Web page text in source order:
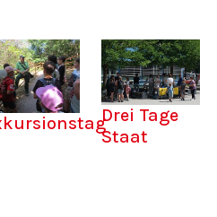
Drei Tage
Staat